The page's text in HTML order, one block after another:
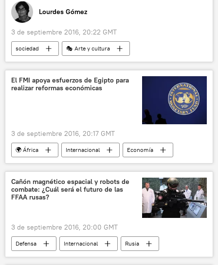
Lourdes Gómez
3 de septiembre 2016, 20:22 GMT
sociedad
🎭 Arte y cultura
Reino Unido
Oscar Wilde
cárcel
escritor
artista noticias
El FMI apoya esfuerzos de Egipto para
realizar reformas económicas
3 de septiembre 2016, 20:17 GMT
🌍 África Internacional
Economía
Egipto
Christine Lagarde
Fondo Monetario Internacional (FMI)
noticias
Cañón magnético espacial y robots de
combate: ¿Cuál será el futuro de las
FFAA rusas?
3 de septiembre 2016, 20:00 GMT
Defensa Internacional
Rusia
Nuevos armamentos para las FFAA de Rusia